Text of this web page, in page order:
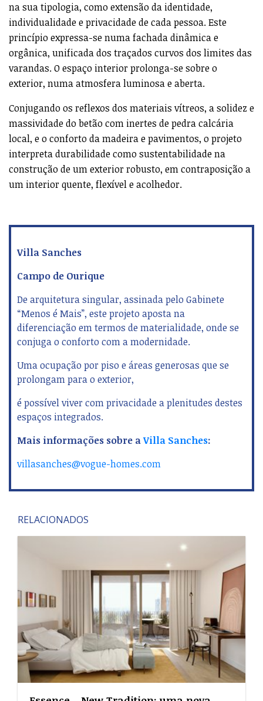
Cada apartamento é concebido de forma diferenciada
na sua tipologia, como extensão da identidade,
individualidade e privacidade de cada pessoa. Este
princípio expressa-se numa fachada dinâmica e
orgânica, unificada dos traçados curvos dos limites das
varandas. O espaço interior prolonga-se sobre o
exterior, numa atmosfera luminosa e aberta.
Conjugando os reflexos dos materiais vítreos, a solidez e
massividade do betão com inertes de pedra calcária
local, e o conforto da madeira e pavimentos, o projeto
interpreta durabilidade como sustentabilidade na
construção de um exterior robusto, em contraposição a
Villa Sanches
Campo de Ourique
De arquitetura singular, assinada pelo Gabinete
“Menos é Mais”, este projeto aposta na
diferenciação em termos de materialidade, onde se
conjuga o conforto com a modernidade.
Uma ocupação por piso e áreas generosas que se
prolongam para o exterior,
é possível viver com privacidade a plenitudes destes
espaços integrados.
Mais informações sobre a
RELACIONADOS